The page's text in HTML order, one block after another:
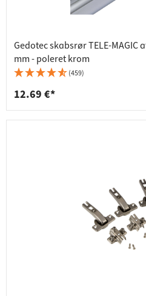
Gedotec skabsrør TELE-MAGIC
mm - poleret krom
(459)
12.69 €*